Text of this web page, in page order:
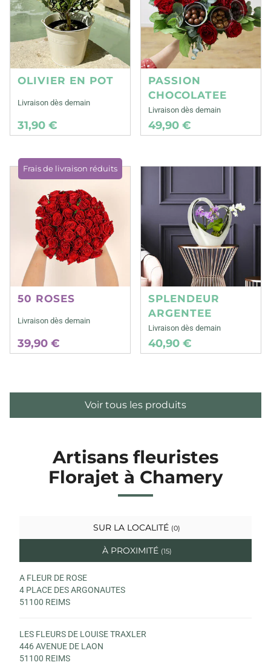
OLIVIER EN POT
Livraison dès demain
31,90 €
PASSION
CHOCOLATEE
Livraison dès demain
49,90 €
Frais de livraison réduits
50 ROSES
Livraison dès demain
39,90 €
SPLENDEUR
ARGENTEE
Livraison dès demain
40,90 €
Voir tous les produits
Artisans fleuristes
Florajet à Chamery
SUR LA LOCALITÉ (0)
À PROXIMITÉ (15)
A FLEUR DE ROSE
4 PLACE DES ARGONAUTES
51100 REIMS
LES FLEURS DE LOUISE TRAXLER
446 AVENUE DE LAON
51100 REIMS